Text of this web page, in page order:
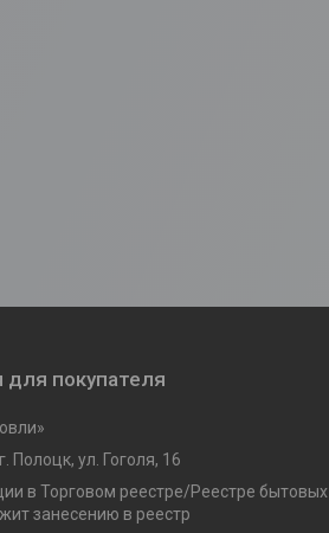
покупателя
Полоцк, ул. Гоголя, 16
в Торговом реестре/Реестре бытовых
занесению в реестр